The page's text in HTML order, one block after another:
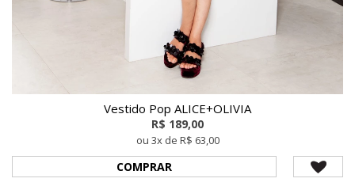
Vestido Pop ALICE+OLIVIA
R$ 189,00
ou 3x de R$ 63,00
COMPRAR